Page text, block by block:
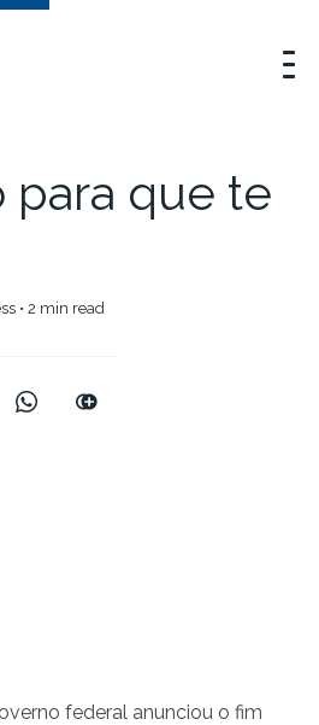
para que te
• 2 min read
federal anunciou o fim